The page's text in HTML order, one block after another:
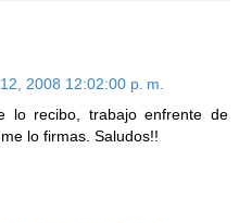
2008 12:02:00 p. m.
lo recibo, trabajo enfrente de
lo firmas. Saludos!!